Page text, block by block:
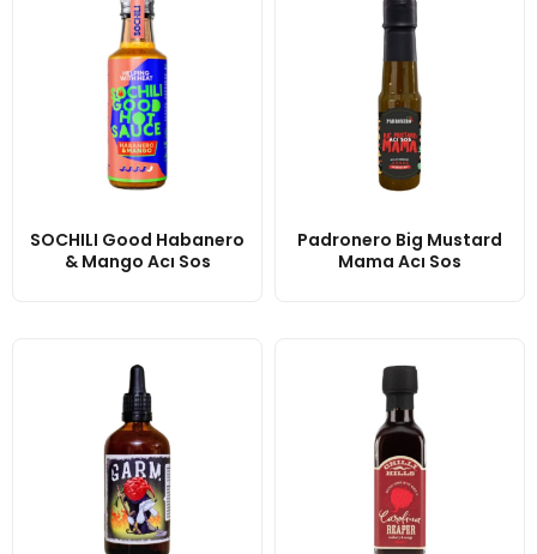
SOCHILI Good Habanero
& Mango Acı Sos
Padronero Big Mustard
Mama Acı Sos